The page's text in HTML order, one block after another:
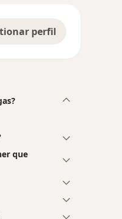
perfil
que